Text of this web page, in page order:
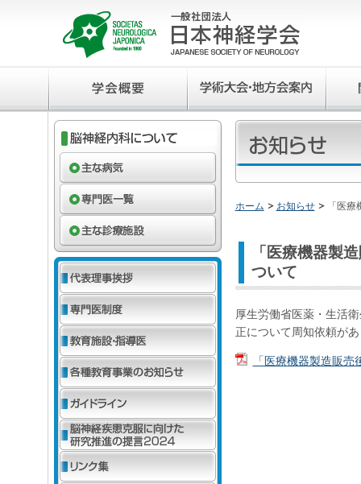
ホーム お知らせ 「医
「医療機器製
ついて
厚生労働省医薬・生活
正について周知依頼が
「医療機器製造販